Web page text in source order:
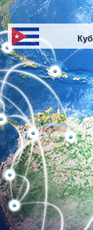
Мексика